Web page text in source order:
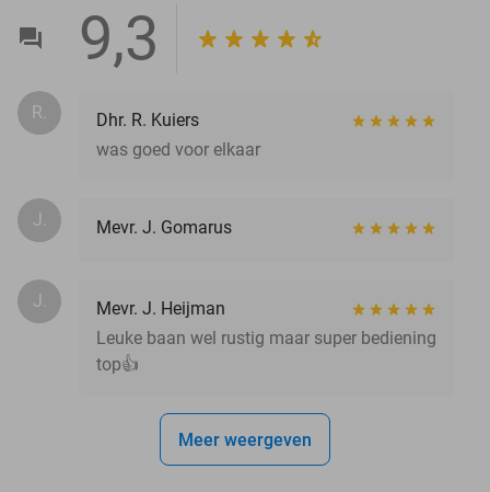
9,3
R.
Dhr. R. Kuiers
was goed voor elkaar
J. Mevr. J. Gomarus
J.
Mevr. J. Heijman
Leuke baan wel rustig maar super bediening
top👍
Meer weergeven